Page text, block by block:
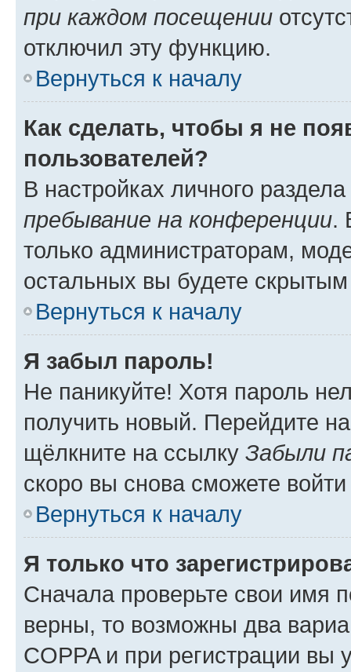
при каждом посещении
отключил эту функцию.
Вернуться к началу
Как сделать, чтобы я не
пользователей?
В настройках личного
пребывание на конференции.
только администраторам,
остальных вы будете
Вернуться к началу
Я забыл пароль!
Не паникуйте! Хотя пароль
получить новый. Перейдите
щёлкните на ссылку Забыли
скоро вы снова сможете
Вернуться к началу
Я только что
Сначала проверьте свои имя
верны, то возможны два
COPPA и при регистрации вы